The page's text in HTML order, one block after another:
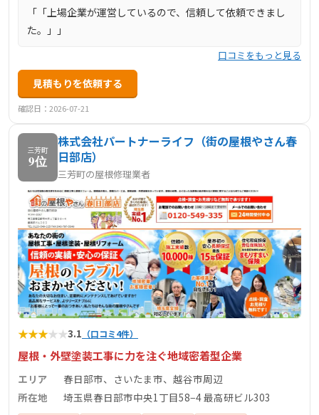
「「上場企業が運営しているので、信頼して依頼できまし
た。」」
口コミをもっと見る
見積もりを依頼する
確認日：2026-07-21
三芳町
9位
株式会社パートナーライフ（街の屋根やさん春
日部店）
三芳町の屋根修理業者
★★★★★3.1 （口コミ4件）
屋根・外壁塗装工事に力を注ぐ地域密着型企業
エリア
春日部市、さいたま市、越谷市周辺
所在地
埼玉県春日部市中央1丁目58−4 最高研ビル303